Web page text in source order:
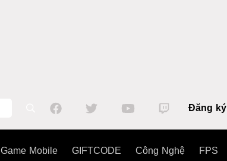
Đăng ký
Game Mobile GIFTCODE Công Nghệ FPS